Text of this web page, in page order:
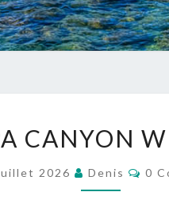
CANYON
CANYON
2026 Denis 0